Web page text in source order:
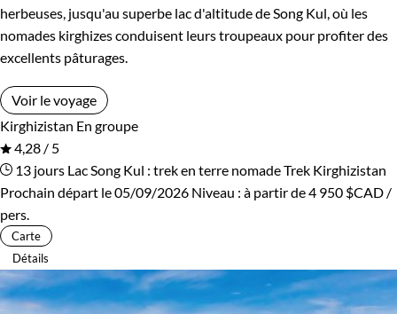
herbeuses, jusqu'au superbe lac d'altitude de Song Kul, où les
nomades kirghizes conduisent leurs troupeaux pour profiter des
excellents pâturages.
Voir le voyage
Kirghizistan En groupe
4,28 / 5
13 jours Lac Song Kul : trek en terre nomadeTrek Kirghizistan
Prochain départ le 05/09/2026 Niveau : à partir de4 950 $CAD /
pers.
Carte
Détails